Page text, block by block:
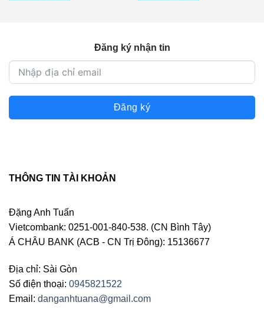
Đăng ký nhận tin
Đăng ký
THÔNG TIN TÀI KHOẢN
Đặng Anh Tuấn
Vietcombank: 0251-001-840-538. (CN Bình Tây)
Á CHÂU BANK (ACB - CN Trị Đông): 15136677
Địa chỉ: Sài Gòn
Số điện thoại: 0945821522
Email: danganhtuana@gmail.com